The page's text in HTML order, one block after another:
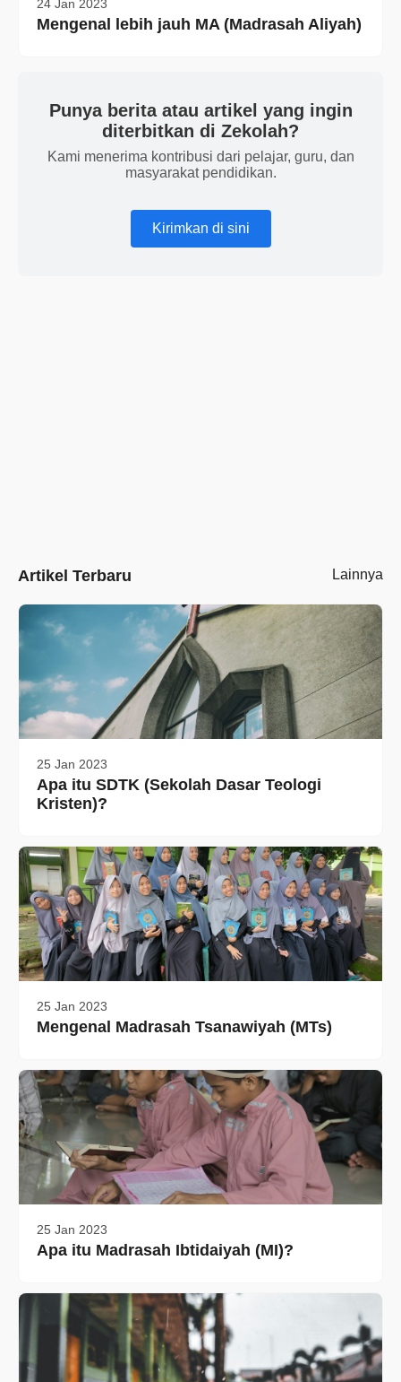
24 Jan 2023
Mengenal lebih jauh MA (Madrasah Aliyah)
Punya berita atau artikel yang ingin
diterbitkan di Zekolah?
Kami menerima kontribusi dari pelajar, guru, dan
masyarakat pendidikan.
Kirimkan di sini
Artikel Terbaru Lainnya
25 Jan 2023
Apa itu SDTK (Sekolah Dasar Teologi
Kristen)?
25 Jan 2023
Mengenal Madrasah Tsanawiyah (MTs)
25 Jan 2023
Apa itu Madrasah Ibtidaiyah (MI)?